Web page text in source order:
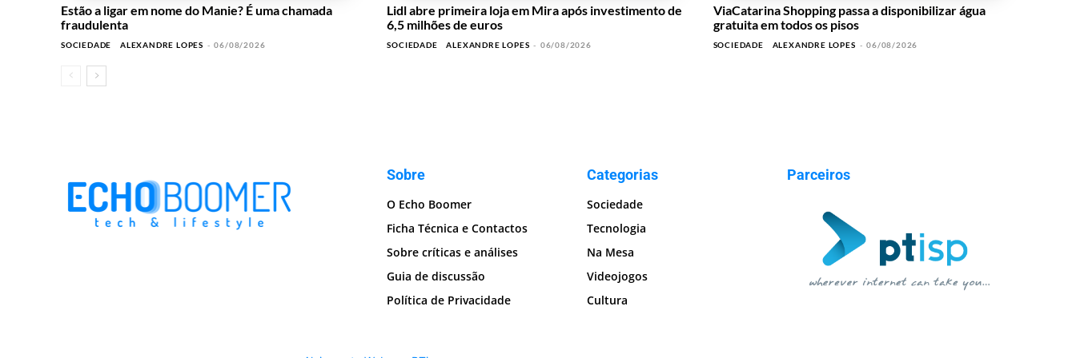
Estão a ligar em nome do Manie? É uma chamada
fraudulenta
SOCIEDADE ALEXANDRE LOPES - 06/08/2026
Lidl abre primeira loja em Mira após investimento de
6,5 milhões de euros
SOCIEDADE ALEXANDRE LOPES - 06/08/2026
ViaCatarina Shopping passa a disponibilizar água
gratuita em todos os pisos
SOCIEDADE ALEXANDRE LOPES - 06/08/2026
Sobre
O Echo Boomer
Ficha Técnica e Contactos
Sobre críticas e análises
Guia de discussão
Política de Privacidade
Categorias
Sociedade
Tecnologia
Na Mesa
Videojogos
Cultura
Parceiros